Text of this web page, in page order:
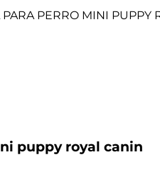
puppy royal canin